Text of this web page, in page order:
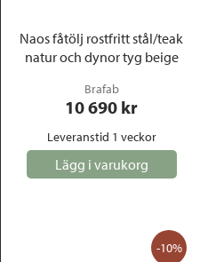
Naos fåtölj rostfritt stål/teak
natur och dynor tyg beige
Brafab
10 690 kr
Leveranstid 1 veckor
Lägg i varukorg
-10%